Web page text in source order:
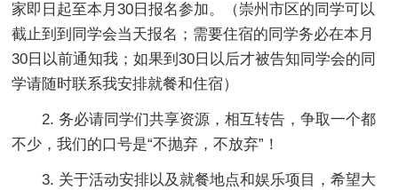
家即日起至本月30日报名参加。（崇州市区的同学可以
截止到到同学会当天报名；需要住宿的同学务必在本月
30日以前通知我；如果到30日以后才被告知同学会的同
学请随时联系我安排就餐和住宿）
2. 务必请同学们共享资源，相互转告，争取一个都
不少，我们的口号是“不抛弃，不放弃”！
3. 关于活动安排以及就餐地点和娱乐项目，希望大